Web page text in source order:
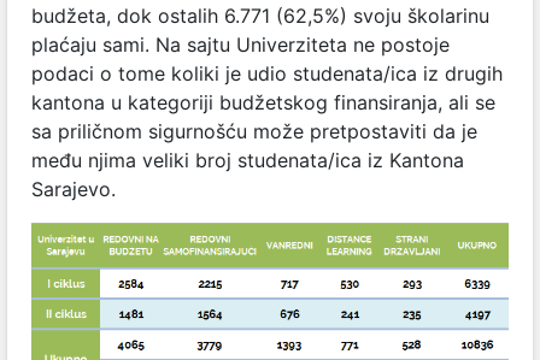
budžeta, dok ostalih 6.771 (62,5%) svoju školarinu
plaćaju sami. Na sajtu Univerziteta ne postoje
podaci o tome koliki je udio studenata/ica iz drugih
kantona u kategoriji budžetskog finansiranja, ali se
sa priličnom sigurnošću može pretpostaviti da je
među njima veliki broj studenata/ica iz Kantona
Sarajevo.